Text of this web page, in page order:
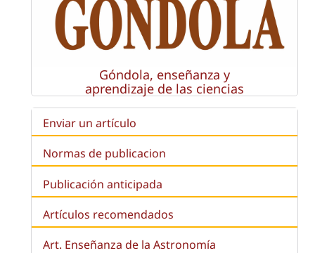
Góndola, enseñanza y
aprendizaje de las ciencias
Enviar un artículo
Normas de publicacion
Publicación anticipada
Artículos recomendados
Art. Enseñanza de la Astronomía